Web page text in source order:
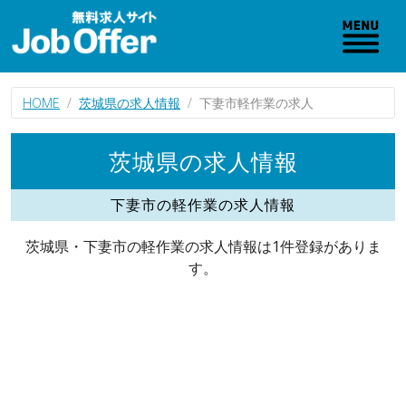
HOME 茨城県の求人情報 下妻市軽作業の求人
茨城県の求人情報
下妻市の軽作業の求人情報
茨城県・下妻市の軽作業の求人情報は1件登録がありま
す。